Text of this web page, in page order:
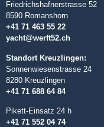
Friedrichshafnerstrasse 52
8590 Romanshorn
+41 71 463 55 22
yacht@werft52.ch
Standort Kreuzlingen:
Sonnenwiesenstrasse 24
8280 Kreuzlingen
+41 71 688 64 84
Pikett-Einsatz 24 h
+41 71 552 04 74